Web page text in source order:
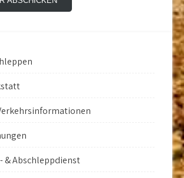
& Abschleppdienst